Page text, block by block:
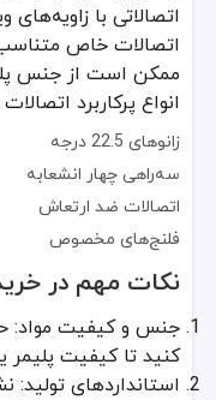
اتصالاتی با
اتصالات خاص
ممکن است از جنس
انواع پرکاربرد
زانوهای 22.5 درجه
سه‌راهی چهار انشعابه
اتصالات ضد ارتعاش
فلنج‌های مخصوص
نکات مهم در
جنس و کیفیت مواد:
کنید تا کیفیت
استانداردهای تولید: